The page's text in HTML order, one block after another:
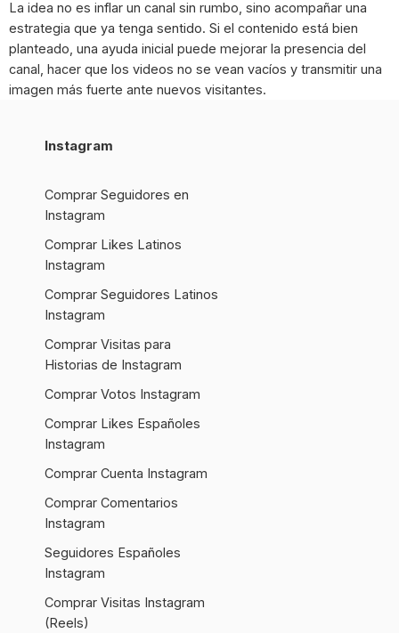
La idea no es inflar un canal sin rumbo, sino acompañar una
estrategia que ya tenga sentido. Si el contenido está bien
planteado, una ayuda inicial puede mejorar la presencia del
canal, hacer que los videos no se vean vacíos y transmitir una
imagen más fuerte ante nuevos visitantes.
Instagram
Comprar Seguidores en
Instagram
Comprar Likes Latinos
Instagram
Comprar Seguidores Latinos
Instagram
Comprar Visitas para
Historias de Instagram
Comprar Votos Instagram
Comprar Likes Españoles
Instagram
Comprar Cuenta Instagram
Comprar Comentarios
Instagram
Seguidores Españoles
Instagram
Comprar Visitas Instagram
(Reels)